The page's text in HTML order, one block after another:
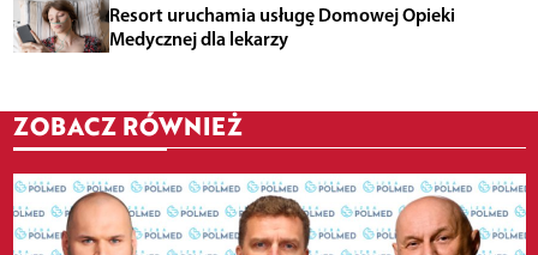
Resort uruchamia usługę Domowej Opieki
Medycznej dla lekarzy
ZOBACZ RÓWNIEŻ